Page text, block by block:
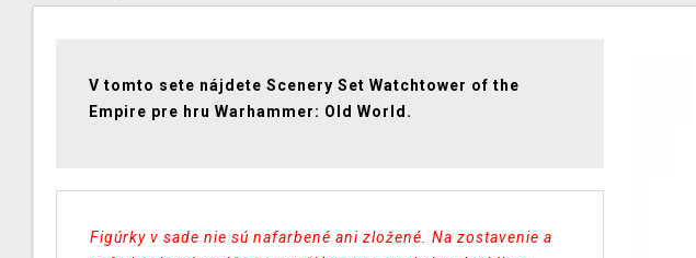
V tomto sete nájdete Scenery Set Watchtower of the
Empire pre hru Warhammer: Old World.
Figúrky v sade nie sú nafarbené ani zložené.
Na zostavenie a